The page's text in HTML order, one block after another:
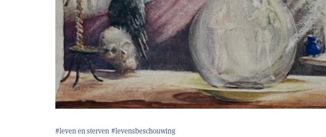
#leven en sterven #levensbeschouwing